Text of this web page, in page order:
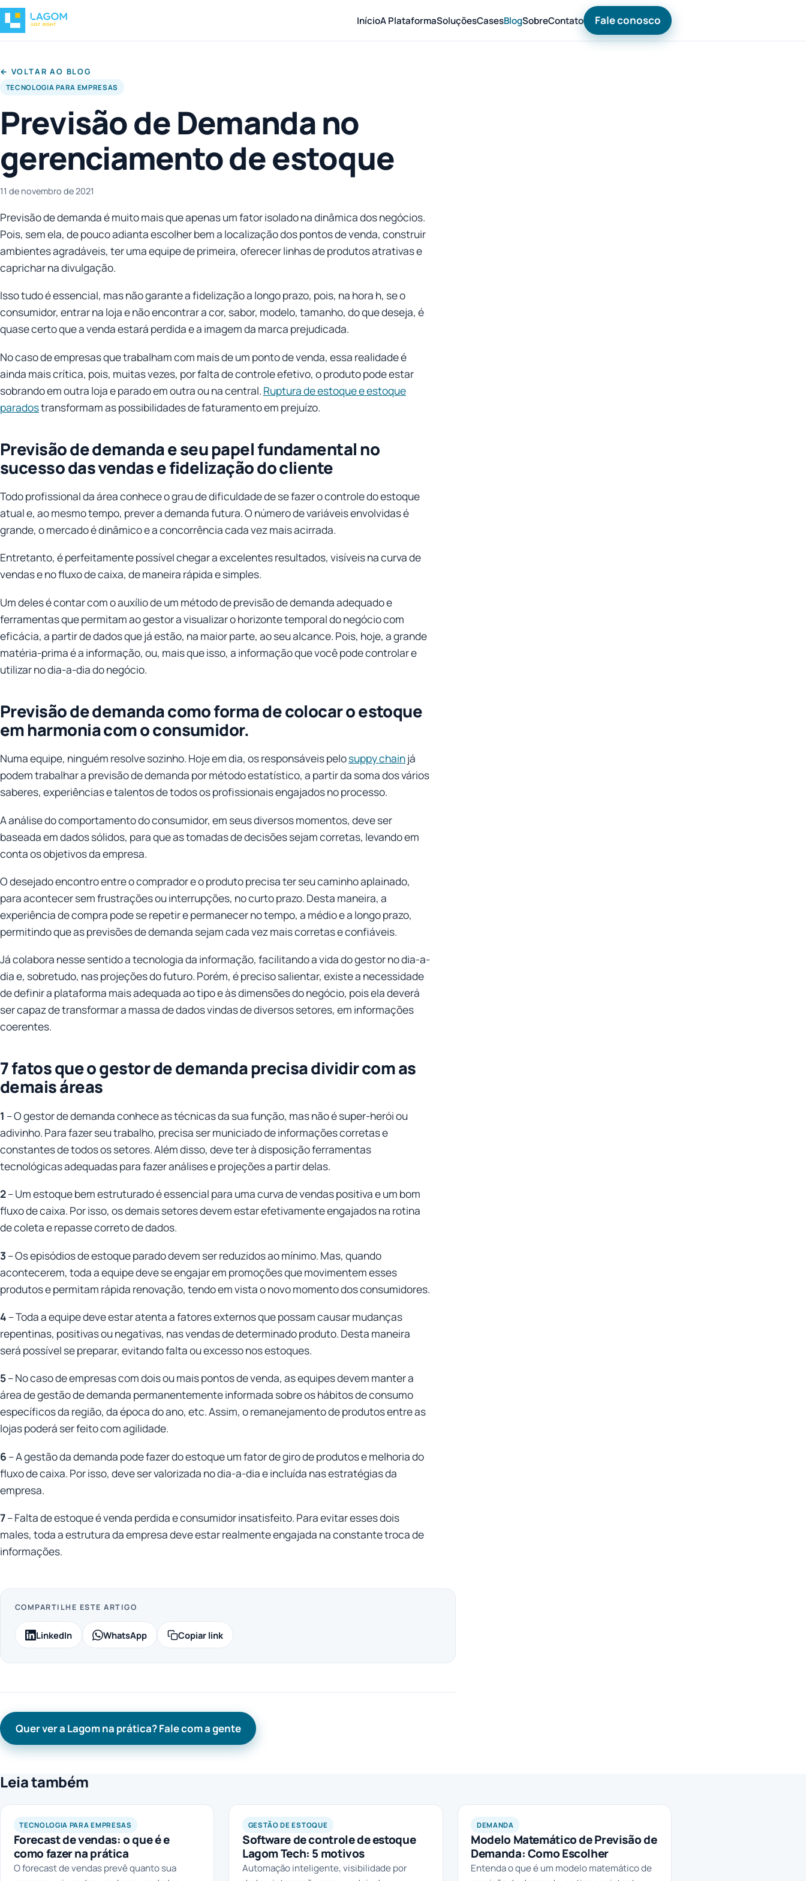
InícioA PlataformaSoluçõesCasesBlogSobreContato Fale conosco
← VOLTAR AO BLOG
TECNOLOGIA PARA EMPRESAS
Previsão de Demanda no
gerenciamento de estoque
11 de novembro de 2021
Previsão de demanda é muito mais que apenas um fator isolado na dinâmica dos negócios.
Pois, sem ela, de pouco adianta escolher bem a localização dos pontos de venda, construir
ambientes agradáveis, ter uma equipe de primeira, oferecer linhas de produtos atrativas e
caprichar na divulgação.
Isso tudo é essencial, mas não garante a fidelização a longo prazo, pois, na hora h, se o
consumidor, entrar na loja e não encontrar a cor, sabor, modelo, tamanho, do que deseja, é
quase certo que a venda estará perdida e a imagem da marca prejudicada.
No caso de empresas que trabalham com mais de um ponto de venda, essa realidade é
ainda mais crítica, pois, muitas vezes, por falta de controle efetivo, o produto pode estar
sobrando em outra loja e parado em outra ou na central. Ruptura de estoque e estoque
paradostransformam as possibilidades de faturamento em prejuízo.
Previsão de demanda e seu papel fundamental no
sucesso das vendas e fidelização do cliente
Todo profissional da área conhece o grau de dificuldade de se fazer o controle do estoque
atual e, ao mesmo tempo, prever a demanda futura. O número de variáveis envolvidas é
grande, o mercado é dinâmico e a concorrência cada vez mais acirrada.
Entretanto, é perfeitamente possível chegar a excelentes resultados, visíveis na curva de
vendas e no fluxo de caixa, de maneira rápida e simples.
Um deles é contar com o auxílio de um método de previsão de demanda adequado e
ferramentas que permitam ao gestor a visualizar o horizonte temporal do negócio com
eficácia, a partir de dados que já estão, na maior parte, ao seu alcance. Pois, hoje, a grande
matéria-prima é a informação, ou, mais que isso, a informação que você pode controlar e
utilizar no dia-a-dia do negócio.
Previsão de demanda como forma de colocar o estoque
em harmonia com o consumidor.
Numa equipe, ninguém resolve sozinho. Hoje em dia, os responsáveis pelosuppy chainjá
podem trabalhar a previsão de demanda por método estatístico, a partir da soma dos vários
saberes, experiências e talentos de todos os profissionais engajados no processo.
A análise do comportamento do consumidor, em seus diversos momentos, deve ser
baseada em dados sólidos, para que as tomadas de decisões sejam corretas, levando em
conta os objetivos da empresa.
O desejado encontro entre o comprador e o produto precisa ter seu caminho aplainado,
para acontecer sem frustrações ou interrupções, no curto prazo. Desta maneira, a
experiência de compra pode se repetir e permanecer no tempo, a médio e a longo prazo,
permitindo que as previsões de demanda sejam cada vez mais corretas e confiáveis.
Já colabora nesse sentido a tecnologia da informação, facilitando a vida do gestor no dia-a-
dia e, sobretudo, nas projeções do futuro. Porém, é preciso salientar, existe a necessidade
de definir a plataforma mais adequada ao tipo e às dimensões do negócio, pois ela deverá
ser capaz de transformar a massa de dados vindas de diversos setores, em informações
coerentes.
7 fatos que o gestor de demanda precisa dividir com as
demais áreas
1 – O gestor de demanda conhece as técnicas da sua função, mas não é super-herói ou
adivinho. Para fazer seu trabalho, precisa ser municiado de informações corretas e
constantes de todos os setores. Além disso, deve ter à disposição ferramentas
tecnológicas adequadas para fazer análises e projeções a partir delas.
2– Um estoque bem estruturado é essencial para uma curva de vendas positiva e um bom
fluxo de caixa. Por isso, os demais setores devem estar efetivamente engajados na rotina
de coleta e repasse correto de dados.
3 – Os episódios de estoque parado devem ser reduzidos ao mínimo. Mas, quando
acontecerem, toda a equipe deve se engajar em promoções que movimentem esses
produtos e permitam rápida renovação, tendo em vista o novo momento dos consumidores.
4 – Toda a equipe deve estar atenta a fatores externos que possam causar mudanças
repentinas, positivas ou negativas, nas vendas de determinado produto. Desta maneira
será possível se preparar, evitando falta ou excesso nos estoques.
5– No caso de empresas com dois ou mais pontos de venda, as equipes devem manter a
área de gestão de demanda permanentemente informada sobre os hábitos de consumo
específicos da região, da época do ano, etc. Assim, o remanejamento de produtos entre as
lojas poderá ser feito com agilidade.
6 – A gestão da demanda pode fazer do estoque um fator de giro de produtos e melhoria do
fluxo de caixa. Por isso, deve ser valorizada no dia-a-dia e incluída nas estratégias da
empresa.
7– Falta de estoque é venda perdida e consumidor insatisfeito. Para evitar esses dois
males, toda a estrutura da empresa deve estar realmente engajada na constante troca de
informações.
COMPARTILHE ESTE ARTIGO
LinkedIn WhatsApp Copiar link
Quer ver a Lagom na prática? Fale com a gente
Leia também
TECNOLOGIA PARA EMPRESAS
Forecast de vendas: o que é e
como fazer na prática
O forecast de vendas prevê quanto sua
GESTÃO DE ESTOQUE
Software de controle de estoque
Lagom Tech: 5 motivos
Automação inteligente, visibilidade por
DEMANDA
Modelo Matemático de Previsão de
Demanda: Como Escolher
Entenda o que é um modelo matemático de